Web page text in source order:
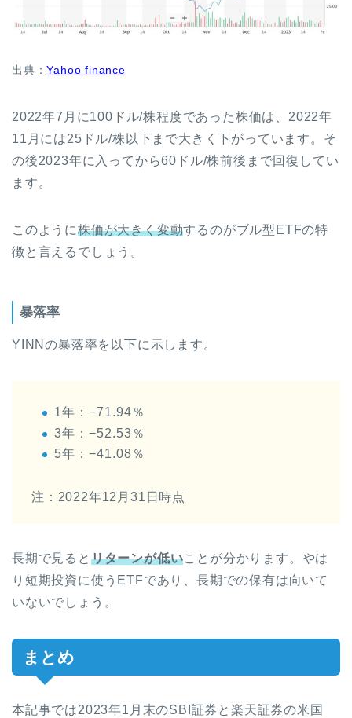
出典：Yahoo finance
2022年7月に100ドル/株程度であった株価は、2022年
11月には25ドル/株以下まで大きく下がっています。そ
の後2023年に入ってから60ドル/株前後まで回復してい
ます。
このように株価が大きく変動するのがブル型ETFの特
徴と言えるでしょう。
暴落率
YINNの暴落率を以下に示します。
1年：−71.94％
3年：−52.53％
5年：−41.08％
注：2022年12月31日時点
長期で見ると リターンが低いことが分かります。やは
り短期投資に使うETFであり、長期での保有は向いて
いないでしょう。
まとめ
本記事では2023年1月末のSBI証券と楽天証券の米国